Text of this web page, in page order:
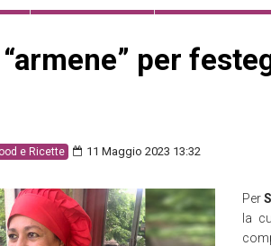
per
e Ricette 11 Maggio 2023 13:32
Per
la